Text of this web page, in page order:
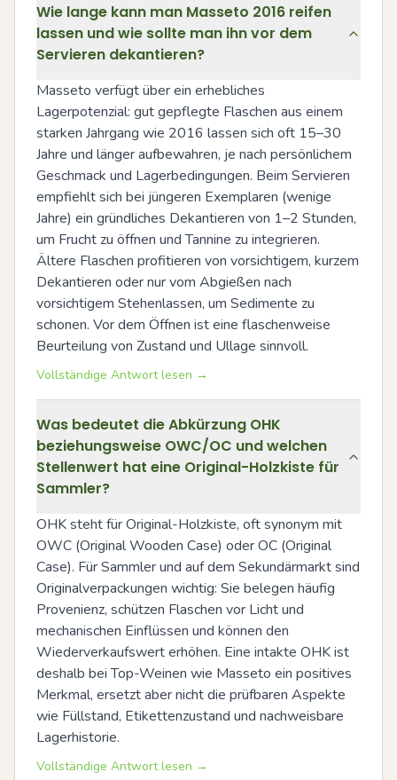
Wie lange kann man Masseto 2016 reifen
lassen und wie sollte man ihn vor dem
Servieren dekantieren?
Masseto verfügt über ein erhebliches
Lagerpotenzial: gut gepflegte Flaschen aus einem
starken Jahrgang wie 2016 lassen sich oft 15–30
Jahre und länger aufbewahren, je nach persönlichem
Geschmack und Lagerbedingungen. Beim Servieren
empfiehlt sich bei jüngeren Exemplaren (wenige
Jahre) ein gründliches Dekantieren von 1–2 Stunden,
um Frucht zu öffnen und Tannine zu integrieren.
Ältere Flaschen profitieren von vorsichtigem, kurzem
Dekantieren oder nur vom Abgießen nach
vorsichtigem Stehenlassen, um Sedimente zu
schonen. Vor dem Öffnen ist eine flaschenweise
Beurteilung von Zustand und Ullage sinnvoll.
Vollständige Antwort lesen →
Was bedeutet die Abkürzung OHK
beziehungsweise OWC/OC und welchen
Stellenwert hat eine Original-Holzkiste für
Sammler?
OHK steht für Original-Holzkiste, oft synonym mit
OWC (Original Wooden Case) oder OC (Original
Case). Für Sammler und auf dem Sekundärmarkt sind
Originalverpackungen wichtig: Sie belegen häufig
Provenienz, schützen Flaschen vor Licht und
mechanischen Einflüssen und können den
Wiederverkaufswert erhöhen. Eine intakte OHK ist
deshalb bei Top-Weinen wie Masseto ein positives
Merkmal, ersetzt aber nicht die prüfbaren Aspekte
wie Füllstand, Etikettenzustand und nachweisbare
Lagerhistorie.
Vollständige Antwort lesen →